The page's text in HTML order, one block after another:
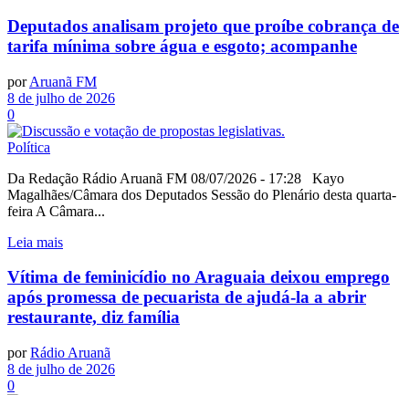
Deputados analisam projeto que proíbe cobrança de
tarifa mínima sobre água e esgoto; acompanhe
por Aruanã FM
8 de julho de 2026
0
Política
Da Redação Rádio Aruanã FM 08/07/2026 - 17:28 Kayo
Magalhães/Câmara dos Deputados Sessão do Plenário desta quarta-
feira A Câmara...
Leia mais
Vítima de feminicídio no Araguaia deixou emprego
após promessa de pecuarista de ajudá-la a abrir
restaurante, diz família
por Rádio Aruanã
8 de julho de 2026
0